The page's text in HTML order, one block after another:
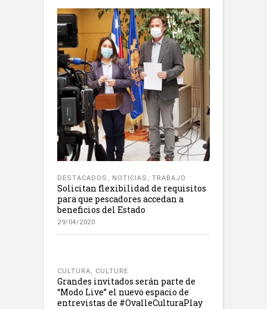
DESTACADOS , NOTICIAS , TRABAJO
Solicitan flexibilidad de requisitos
para que pescadores accedan a
beneficios del Estado
29/04/2020
CULTURA, CULTURE
Grandes invitados serán parte de
“Modo Live” el nuevo espacio de
entrevistas de #OvalleCulturaPlay